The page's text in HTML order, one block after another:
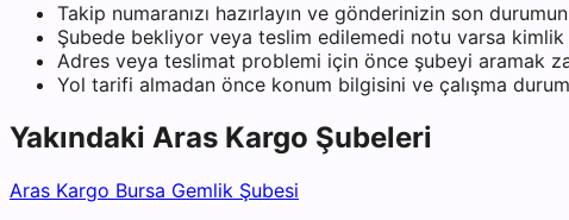
Takip numaranızı hazırlayın ve gönderinizin son
Şubede bekliyor veya teslim edilemedi notu varsa
Adres veya teslimat problemi için önce şubeyi aramak
Yol tarifi almadan önce konum bilgisini ve çalışma
Yakındaki Aras Kargo Şubeleri
Aras Kargo Bursa Gemlik Şubesi